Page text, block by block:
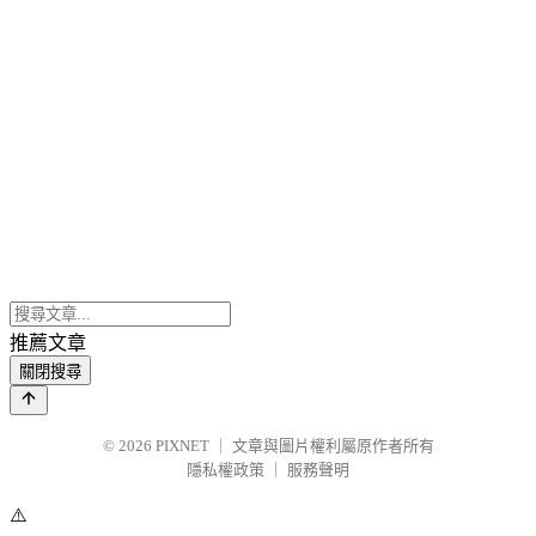
推薦文章
關閉搜尋
© 2026 PIXNET
文章與圖片權利屬原作者所有
隱私權政策
服務聲明
⚠️